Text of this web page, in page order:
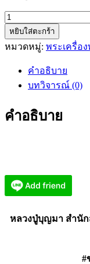
จำนวน
หลวง
ปู่
สำนักสงฆ์
แก้ว
เสือ
(AC8263)
หยิบใส่ตะกร้า
หมวดหมู่: พระเครื่อ
คำอธิบาย
บทวิจารณ์ (0)
คำอธิบาย
หลวงปู่บุญมา สำนัก
#